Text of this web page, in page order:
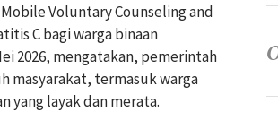
Voluntary Counseling and
C bagi warga binaan
2026, mengatakan, pemerintah
masyarakat, termasuk warga
yang layak dan merata.